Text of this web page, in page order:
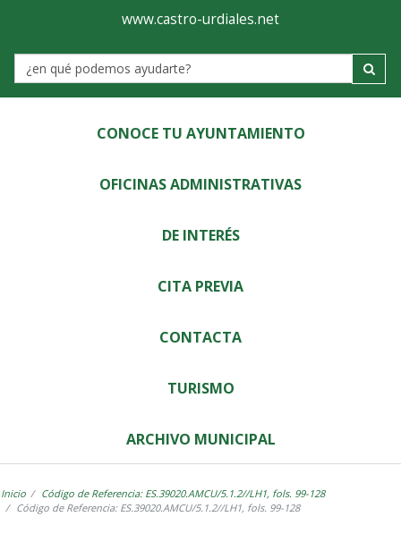
Ayuntamiento
de
Castro-
Urdiales
www.castro-urdiales.net
Label
CONOCE TU AYUNTAMIENTO
OFICINAS ADMINISTRATIVAS
DE INTERÉS
CITA PREVIA
CONTACTA
TURISMO
ARCHIVO MUNICIPAL
Inicio
Código de Referencia: ES.39020.AMCU/5.1.2//LH1, fols. 99-128
Código de Referencia: ES.39020.AMCU/5.1.2//LH1, fols. 99-128